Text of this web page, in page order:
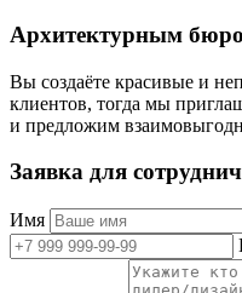
Архитектурным
Вы создаёте красивые и
клиентов, тогда мы
и предложим
Заявка для
Имя